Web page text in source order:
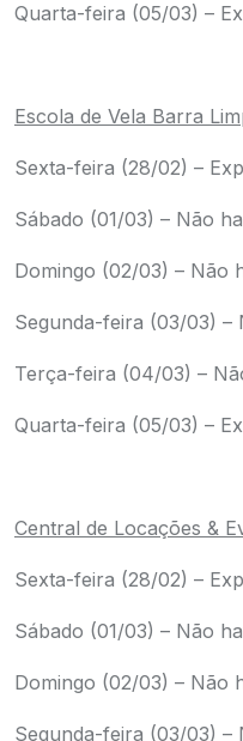
Quarta-feira (05/03) –
Escola de Vela Barra
Sexta-feira (28/02) –
Sábado (01/03) – Não
Domingo (02/03) – Não
Segunda-feira (03/03) –
Terça-feira (04/03) –
Quarta-feira (05/03) –
Central de Locações &
Sexta-feira (28/02) –
Sábado (01/03) – Não
Domingo (02/03) – Não
Segunda-feira (03/03) –